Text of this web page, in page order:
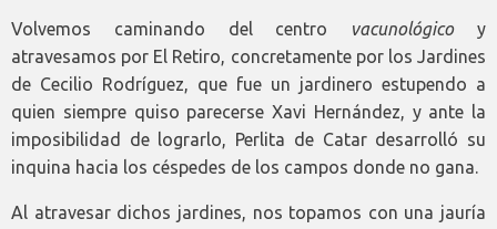
Volvemos caminando del centro vacunológicoy
atravesamos por El Retiro, concretamente por los Jardines
de Cecilio Rodríguez, que fue un jardinero estupendo a
quien siempre quiso parecerse Xavi Hernández, y ante la
imposibilidad de lograrlo, Perlita de Catar desarrolló su
inquina hacia los céspedes de los campos donde no gana.
Al atravesar dichos jardines, nos topamos con una jauría